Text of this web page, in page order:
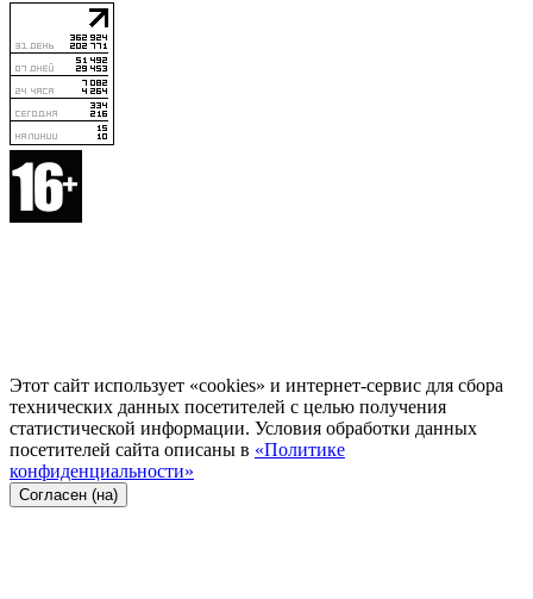
Этот сайт использует «cookies» и интернет-сервис для сбора
технических данных посетителей с целью получения
статистической информации. Условия обработки данных
посетителей сайта описаны в «Политике
конфиденциальности»
Согласен (на)